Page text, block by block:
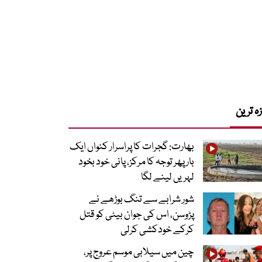
ترین
بھارت: گجرات کا پراسرار کنواں ایک
بار پھر توجہ کا مرکز، پانی خود بخود
لہریں لینے لگا
شور شرابے سے تنگ بوڑھے نے
پڑوسن، اس کی جوان بیٹی کو قتل
کرکے خودکشی کرلی
چین میں سیلابی موسم عروج پر،